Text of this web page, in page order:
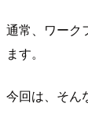
通常、ワーク
ます。
今回は、そん